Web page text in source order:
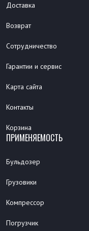
Доставка
Возврат
Сотрудничество
Гарантии и сервис
Карта сайта
Контакты
Корзина
ПРИМЕНЯЕМОСТЬ
Бульдозер
Грузовики
Компрессор
Погрузчик